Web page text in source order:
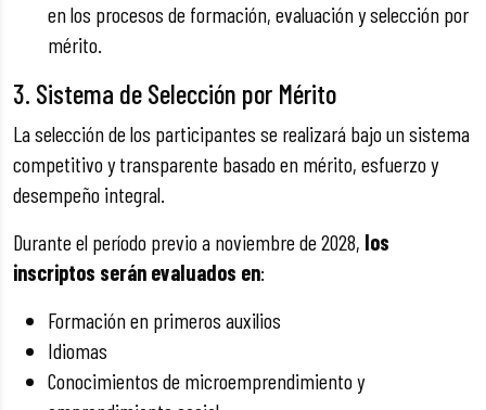
en los procesos de formación, evaluación y selección por
mérito.
3. Sistema de Selección por Mérito
La selección de los participantes se realizará bajo un sistema
competitivo y transparente basado en mérito, esfuerzo y
desempeño integral.
Durante el período previo a noviembre de 2028, los
inscriptos serán evaluados en:
Formación en primeros auxilios
Idiomas
Conocimientos de microemprendimiento y